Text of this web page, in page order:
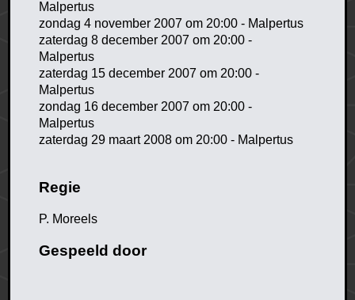
Malpertus
zondag 4 november 2007 om 20:00 - Malpertus
zaterdag 8 december 2007 om 20:00 -
Malpertus
zaterdag 15 december 2007 om 20:00 -
Malpertus
zondag 16 december 2007 om 20:00 -
Malpertus
zaterdag 29 maart 2008 om 20:00 - Malpertus
Regie
P. Moreels
Gespeeld door